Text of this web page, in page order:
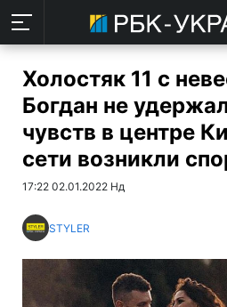
Холостяк 11 с
Богдан не
чувств в центре
сети возникли
17:22 02.01.2022 Нд
STYLER